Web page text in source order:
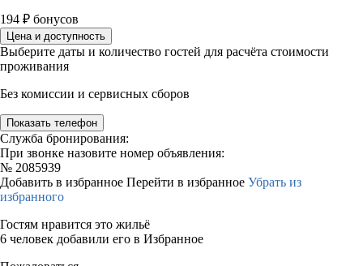
194 ₽ бонусов
Цена и доступность
Выберите даты и количество гостей для расчёта стоимости
проживания
Без комиссии и сервисных сборов
Показать телефон
Служба бронирования:
При звонке назовите номер объявления:
№ 2085939
Добавить в избранное Перейти в избранное Убрать из
избранного
Гостям нравится это жильё
6 человек добавили его в Избранное